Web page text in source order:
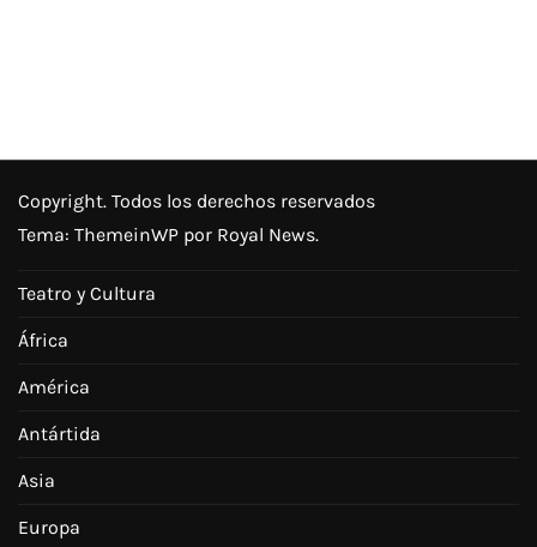
Copyright. Todos los derechos reservados
Tema: ThemeinWP por Royal News.
Teatro y Cultura
África
América
Antártida
Asia
Europa